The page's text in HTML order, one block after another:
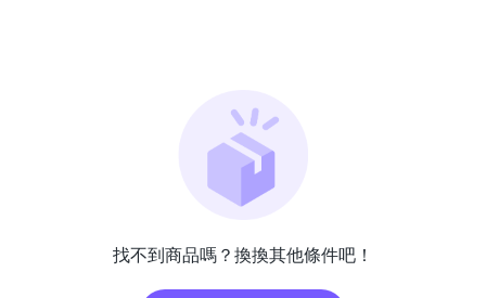
找不到商品嗎？換換其他條件吧！